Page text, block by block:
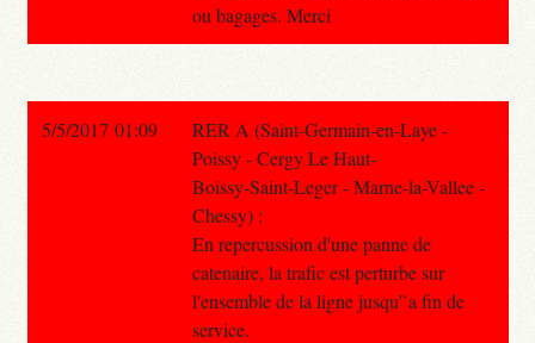
ou bagages. Merci
5/5/2017 01:09
RER A (Saint-Germain-en-Laye -
Poissy - Cergy Le Haut-
Boissy-Saint-Leger - Marne-la-Vallee -
Chessy) :
En repercussion d'une panne de
catenaire, la trafic est perturbe sur
l'ensemble de la ligne jusqu'`a fin de
service.